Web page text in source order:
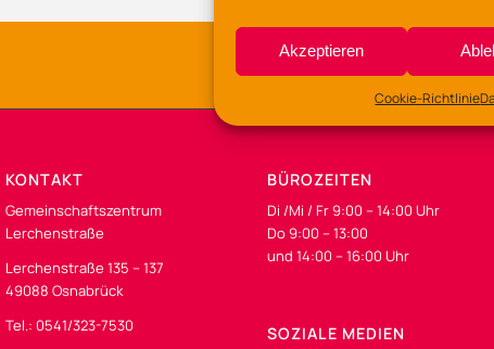
Akzeptieren
Cookie-Richtlinie
KONTAKT
Gemeinschaftszentrum
Lerchenstraße
Lerchenstraße 135 – 137
49088 Osnabrück
Tel.: 0541/323-7530
BÜROZEITEN
Di /Mi / Fr 9:00 – 14:00 Uhr
Do 9:00 – 13:00
und 14:00 – 16:00 Uhr
SOZIALE MEDIEN